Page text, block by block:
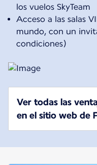
los vuelos SkyTeam
Acceso a las salas
mundo, con un
condiciones)
Ver todas las
en el sitio web de